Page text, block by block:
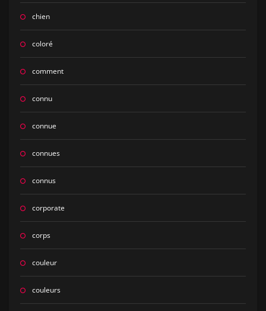
chien
coloré
comment
connu
connue
connues
connus
corporate
corps
couleur
couleurs